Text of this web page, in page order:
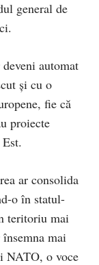
general de
automat
și cu o
fie că
proiecte
ar consolida
o în statul-
teritoriu mai
mai
NATO, o voce